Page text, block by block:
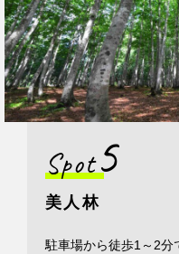
Spot5
美人林
駐車場から徒歩1～2分